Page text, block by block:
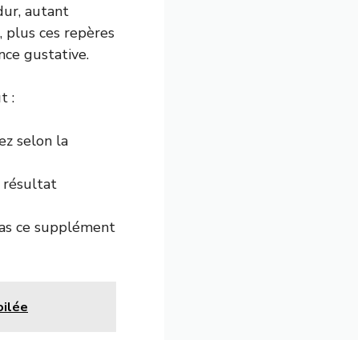
autant
ces repères
gustative.
:
selon la
résultat
ce supplément